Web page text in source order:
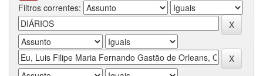
Filtros correntes: